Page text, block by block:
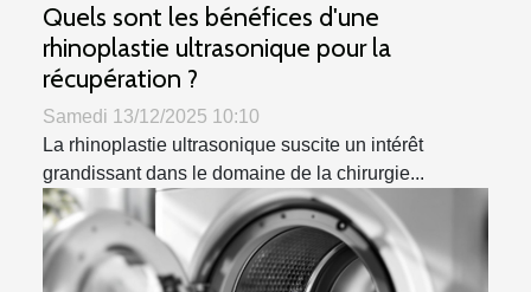
Quels sont les bénéfices d'une
rhinoplastie ultrasonique pour la
récupération ?
Samedi 13/12/2025 10:10
La rhinoplastie ultrasonique suscite un intérêt
grandissant dans le domaine de la chirurgie...